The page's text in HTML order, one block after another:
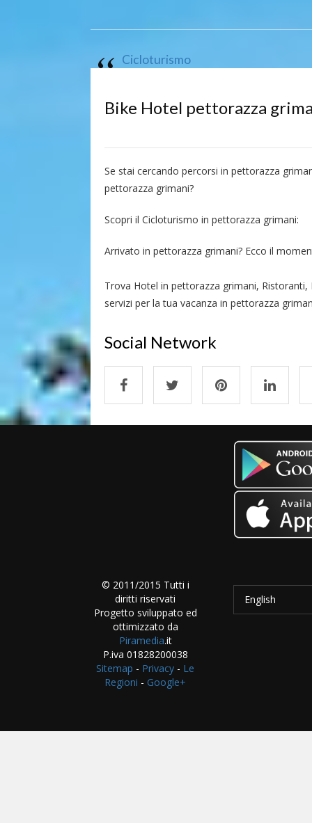
Cicloturismo
Bike Hotel pettorazza
Se stai cercando percorsi in pettorazza
pettorazza grimani?
Scopri il Cicloturismo in pettorazza grimani:
Arrivato in pettorazza grimani? Ecco il
Trova Hotel in pettorazza grimani,
servizi per la tua vacanza in pettorazza
Social Network
© 2011/2015 Tutti i
diritti riservati
Progetto sviluppato ed
ottimizzato da
Piramedia.it
P.iva 01828200038
Sitemap - Privacy - Le
Regioni - Google+
English